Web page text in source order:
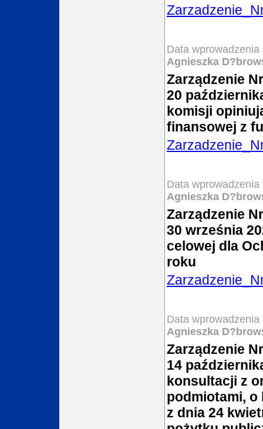
Data
Agnieszka
Zarządzenie
20
komisji
finansowej z
Data
Agnieszka
Zarządzenie
30 września
celowej dla
roku
Data
Agnieszka
Zarządzenie
14
konsultacji z
podmiotami, o
z dnia 24